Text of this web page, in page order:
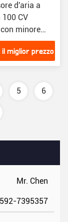
Mr. Chen
7395357
d'aria a
CV
minore
energia e
il miglior prezzo
5 6